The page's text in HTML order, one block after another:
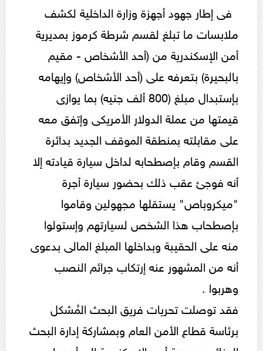
فى إطار جهود أجهزة وزارة الداخلية لكشف
ملابسات ما تبلغ لقسم شرطة كرموز بمديرية
أمن الإسكندرية من (أحد الأشخاص - مقيم
بالبحيرة) بتعرفه على (أحد الأشخاص) وإيهامه
بإستبدال مبلغ (800 ألف جنيه) بما يوازى
قيمتها من عملة الدولار الأمريكى وإتفق معه
على مقابلته بمنطقة الموقف الجديد بدائرة
القسم وقام بإصطحابه لداخل سيارة قيادته إلا
أنه فوجئ عقب ذلك بحضور سيارة أجرة
"ميكروباص" يستقلها مجهولين وقاموا
بإصطحاب هذا الشخص لسيارتهم وإستولوا
منه على الحقيبة وبداخلها المبلغ المالى بدعوى
أنه من المشهور عنه إرتكاب جرائم النصب
وهربوا .
فقد توصلت تحريات فريق البحث المُشكل
برئاسة قطاع الأمن العام وبمشاركة إدارة البحث